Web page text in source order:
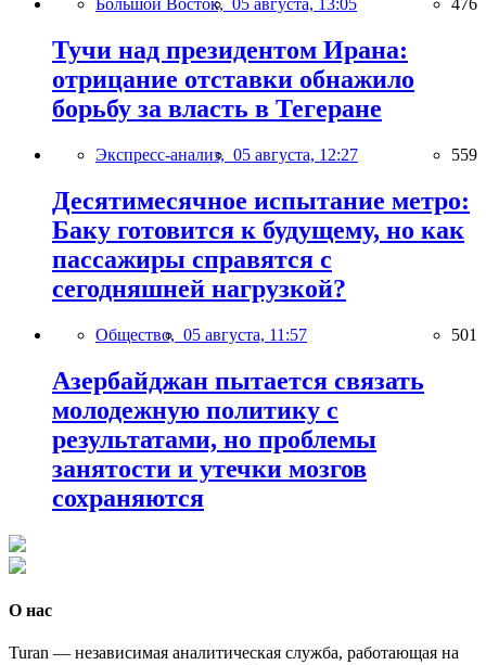
Большой Восток, 05 августа, 13:05 476
Тучи над президентом Ирана:
отрицание отставки обнажило
борьбу за власть в Тегеране
Экспресс-анализ, 05 августа, 12:27 559
Десятимесячное испытание метро:
Баку готовится к будущему, но как
пассажиры справятся с
сегодняшней нагрузкой?
Общество, 05 августа, 11:57 501
Азербайджан пытается связать
молодежную политику с
результатами, но проблемы
занятости и утечки мозгов
сохраняются
О нас
Turan — независимая аналитическая служба, работающая на